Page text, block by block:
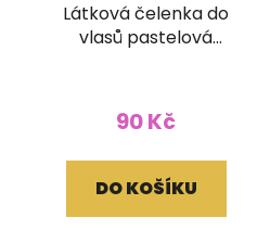
Látková čelenka do
vlasů pastelová
90 Kč
DO KOŠÍKU